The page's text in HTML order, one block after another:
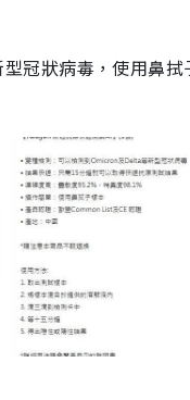
冠狀病毒，使用鼻拭